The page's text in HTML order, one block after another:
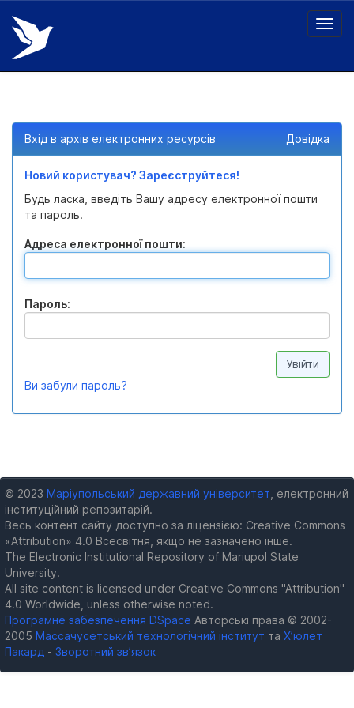
Skip
navigation
Вхід в архів електронних ресурсів Довідка
Новий користувач? Зареєструйтеся!
Будь ласка, введіть Вашу адресу електронної пошти
та пароль.
Адреса електронної пошти:
Пароль:
Ви забули пароль?
© 2023 Маріупольський державний університет , електронний
інституційний репозитарій.
Весь контент сайту доступно за ліцензією: Creative Commons
«Attribution» 4.0 Всесвітня, якщо не зазначено інше.
The Electronic Institutional Repository of Mariupol State
University.
All site content is licensed under Creative Commons "Attribution"
4.0 Worldwide, unless otherwise noted.
Програмне забезпечення DSpace Авторські права © 2002-
2005 Массачусетський технологічний інститут та Х’юлет
Пакард - Зворотний зв’язок